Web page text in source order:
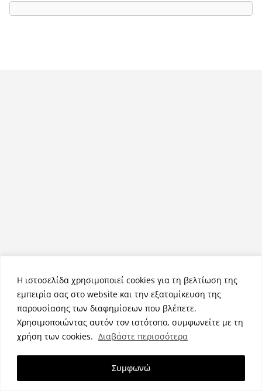
Η ιστοσελίδα χρησιμοποιεί cookies για τη βελτίωση της
εμπειρία σας στο website και την εξατομίκευση της
παρουσίασης των διαφημίσεων που βλέπετε.
Χρησιμοποιώντας αυτόν τον ιστότοπο, συμφωνείτε με τη
χρήση των cookies. Διαβάστε περισσότερα
Συμφωνώ